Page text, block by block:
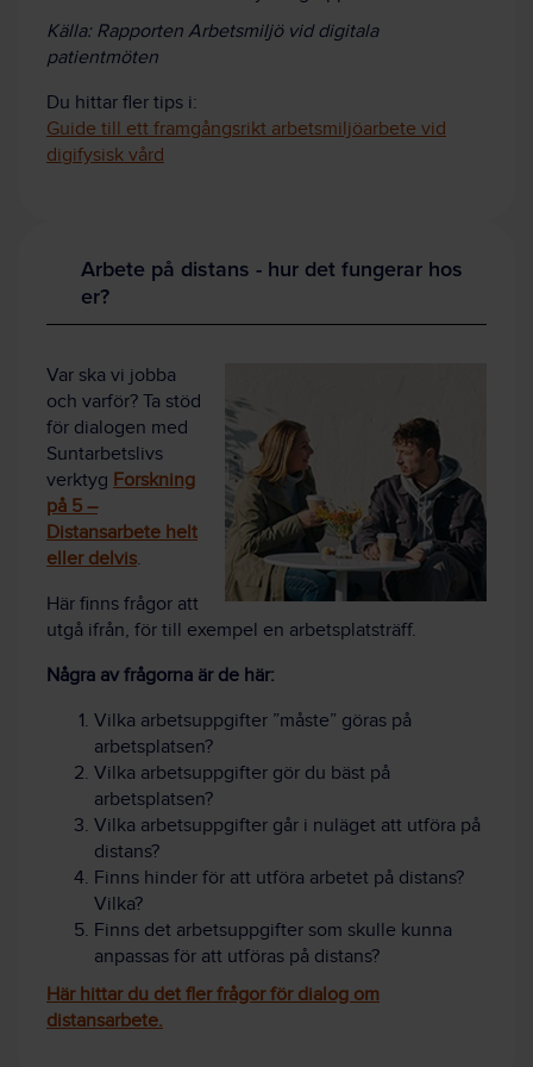
Källa: Rapporten Arbetsmiljö vid digitala
patientmöten
Du hittar fler tips i:
Guide till ett framgångsrikt arbetsmiljöarbete vid
digifysisk vård
Arbete på distans - hur det fungerar hos
er?
Var ska vi jobba
och varför? Ta stöd
för dialogen med
Suntarbetslivs
verktyg Forskning
på 5 –
Distansarbete helt
eller delvis.
Här finns frågor att
utgå ifrån, för till exempel en arbetsplatsträff.
Några av frågorna är de här:
Vilka arbetsuppgifter ”måste” göras på
arbetsplatsen?
Vilka arbetsuppgifter gör du bäst på
arbetsplatsen?
Vilka arbetsuppgifter går i nuläget att utföra på
distans?
Finns hinder för att utföra arbetet på distans?
Vilka?
Finns det arbetsuppgifter som skulle kunna
anpassas för att utföras på distans?
Här hittar du det fler frågor för dialog om
distansarbete.